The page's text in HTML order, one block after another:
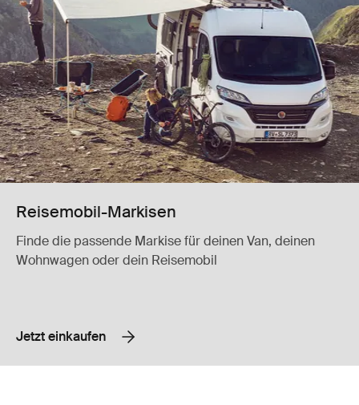
Reisemobil-Markisen
Finde die passende Markise für deinen Van, deinen
Wohnwagen oder dein Reisemobil
Jetzt einkaufen